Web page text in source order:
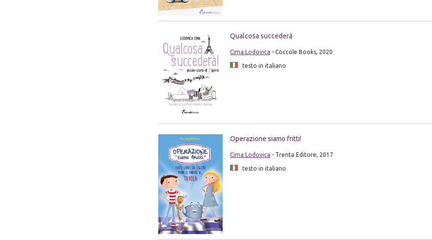
Qualcosa succederà
Cima Lodovica - Coccole Books, 2020
testo in italiano
Operazione siamo fritti!
Cima Lodovica - Trenta Editore, 2017
testo in italiano